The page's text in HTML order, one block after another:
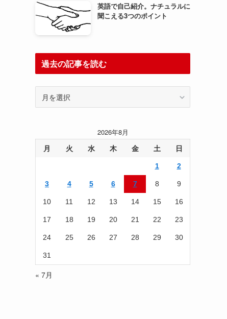
英語で自己紹介。ナチュラルに
聞こえる3つのポイント
過去の記事を読む
事
2026年8月
月 火 水 木 金 土 日
1 2
3 4 5 6 7 8 9
10 11 12 13 14 15 16
17 18 19 20 21 22 23
24 25 26 27 28 29 30
31
« 7月